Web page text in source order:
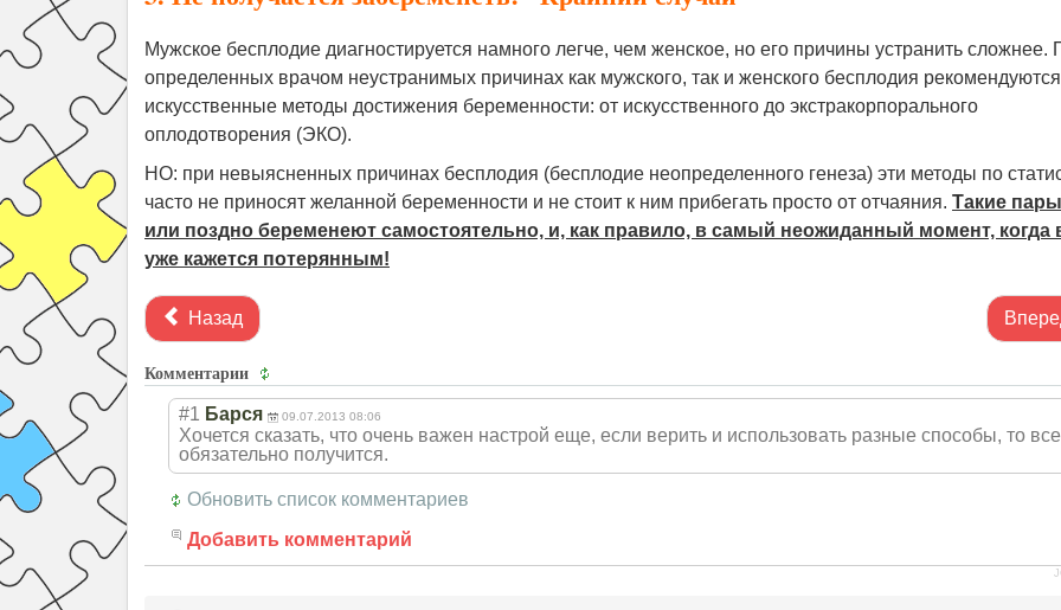
Мужское бесплодие диагностируется намного легче, чем женское, но его причины устранить сложнее.
определенных врачом неустранимых причинах как мужского, так и женского бесплодия рекомендуются
искусственные методы достижения беременности: от искусственного до экстракорпорального
оплодотворения (ЭКО).
НО: при невыясненных причинах бесплодия (бесплодие неопределенного генеза) эти методы по
часто не приносят желанной беременности и не стоит к ним прибегать просто от отчаяния. Такие
или поздно беременеют самостоятельно, и, как правило, в самый неожиданный момент, когда
уже кажется потерянным!
Назад
Комментарии
#1 Барся 09.07.2013 08:06
Хочется сказать, что очень важен настрой еще, если верить и использовать разные способы, то все
обязательно получится.
Обновить список комментариев
Добавить комментарий